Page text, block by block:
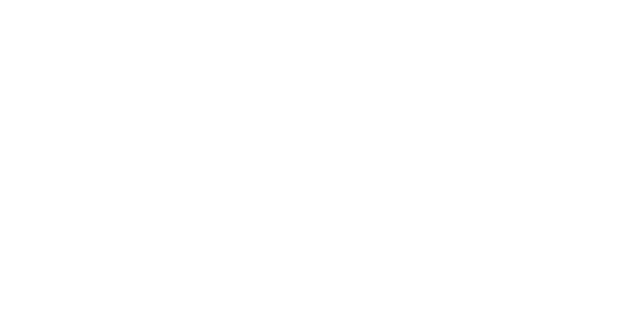
des Architectes du Québec, il a été sélectionné pour la représentation canadienne à la
subventionnaires canadiens, français, suisses, brésiliens et belges, il a été membre du
Aide aux revues savantes du CRSH et président de comités d’attribution des bourses doctorales pour le CRSH. Jean-Pierre
en 2023.
variées, allant de la mobilisation de chercheurs à la création de bases de données numériques encyclopédiques, de la
et de l’innovation pédagogique, y compris les concours étudiants, à la consultation pour les plus hautes
sur l’équité, la diversité et l’inclusion à l’Université de Montréal, il se consacre aujourd’hui pleinement à ce
exemplaires au Canada tout en remettant en question les déséquilibres actuels entre les parties prenantes de
archi
les cadres décisionnels et politiques ?